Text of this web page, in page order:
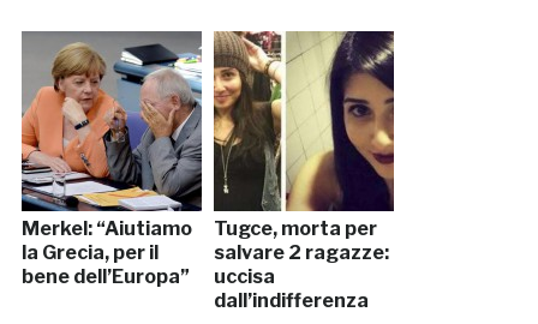
Merkel: “Aiutiamo
la Grecia, per il
bene dell’Europa”
Tugce, morta per
salvare 2 ragazze:
uccisa
dall’indifferenza